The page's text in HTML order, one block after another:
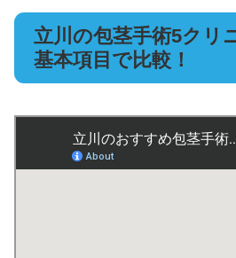
立川の包茎手術5クリ
基本項目で比較！